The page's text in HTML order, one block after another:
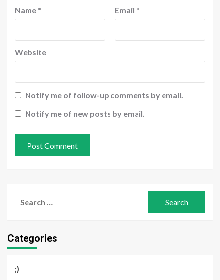
Name * Email *
Website
Notify me of follow-up comments by email.
Notify me of new posts by email.
Categories
;)